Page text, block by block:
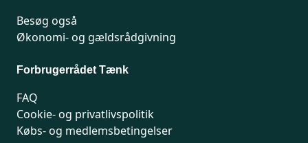
Besøg også
Økonomi- og gældsrådgivning
Forbrugerrådet Tænk
FAQ
Cookie- og privatlivspolitik
Købs- og medlemsbetingelser